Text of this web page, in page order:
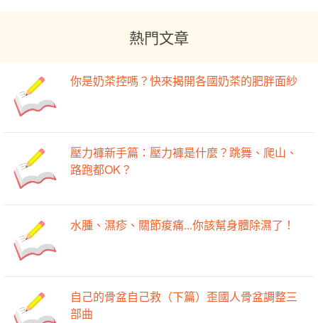
熱門文章
你是奶茶控嗎？快來揭開各國奶茶的肥胖面紗
壓力褲新手篇：壓力褲是什麼？跳舞、爬山、
路跑都OK？
水腫、濕疹、關節痠痛...你該幫身體除濕了！
自己的骨盆自己救（下篇）歪國人骨盆調整三
部曲